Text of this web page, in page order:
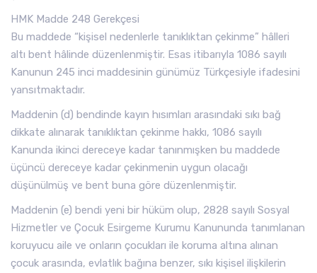
HMK Madde 248 Gerekçesi
Bu maddede “kişisel nedenlerle tanıklıktan çekinme” hâlleri
altı bent hâlinde düzenlenmiştir. Esas itibarıyla 1086 sayılı
Kanunun 245 inci maddesinin günümüz Türkçesiyle ifadesini
yansıtmaktadır.
Maddenin (d) bendinde kayın hısımları arasındaki sıkı bağ
dikkate alınarak tanıklıktan çekinme hakkı, 1086 sayılı
Kanunda ikinci dereceye kadar tanınmışken bu maddede
üçüncü dereceye kadar çekinmenin uygun olacağı
düşünülmüş ve bent buna göre düzenlenmiştir.
Maddenin (e) bendi yeni bir hüküm olup, 2828 sayılı Sosyal
Hizmetler ve Çocuk Esirgeme Kurumu Kanununda tanımlanan
koruyucu aile ve onların çocukları ile koruma altına alınan
çocuk arasında, evlatlık bağına benzer, sıkı kişisel ilişkilerin